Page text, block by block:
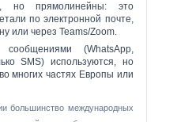
но прямолинейны: это
по электронной почте,
или через Teams/Zoom.
(WhatsApp,
SMS) используются, но
многих частях Европы или
большинство международных